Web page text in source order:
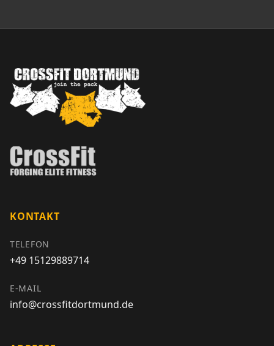
KONTAKT
TELEFON
+49 15129889714
E-MAIL
info@crossfitdortmund.de